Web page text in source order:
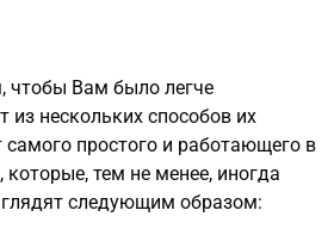
чтобы Вам было легче
из нескольких способов их
простого и работающего в
тем не менее, иногда
следующим образом: